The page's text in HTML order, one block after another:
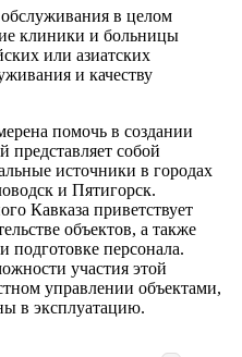
в целом
клиники и больницы
или азиатских
и качеству
помочь в создании
представляет собой
источники в городах
и Пятигорск.
Кавказа приветствует
объектов, а также
подготовке персонала.
участия этой
управлении объектами,
в эксплуатацию.